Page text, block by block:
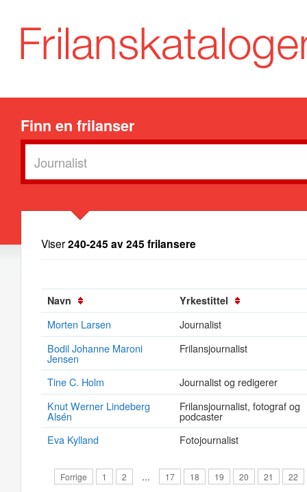
Finn en frilanser
Viser240-245 av 245 frilansere
Navn Yrkestittel
Morten Larsen
Journalist
Bodil Johanne Maroni
Jensen
Frilansjournalist
Tine C. Holm
Journalist og redigerer
Knut Werner Lindeberg
Alsén
Frilansjournalist, fotograf og
podcaster
Eva Kylland
Fotojournalist
Forrige 1 2 … 17 18 19 20 21 22